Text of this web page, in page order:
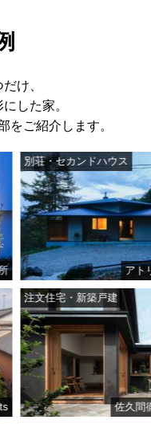
け、
した家。
をご紹介します。
別荘・セカンドハウス
アトリエ
注文住宅・新築戸建
佐久間徹設